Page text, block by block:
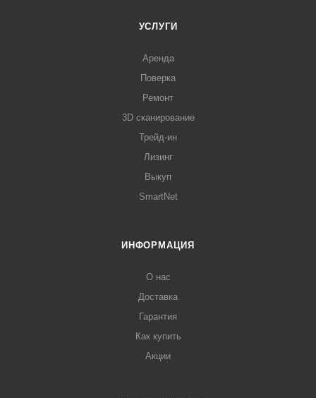
УСЛУГИ
Аренда
Поверка
Ремонт
3D сканирование
Трейд-ин
Лизинг
Выкуп
SmartNet
ИНФОРМАЦИЯ
О нас
Доставка
Гарантия
Как купить
Акции